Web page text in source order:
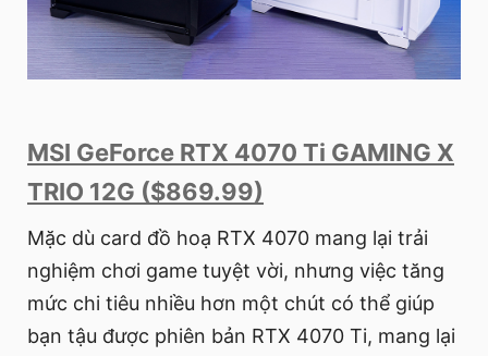
MSI GeForce RTX 4070 Ti GAMING X
TRIO 12G ($869.99)
Mặc dù card đồ hoạ RTX 4070 mang lại trải
nghiệm chơi game tuyệt vời, nhưng việc tăng
mức chi tiêu nhiều hơn một chút có thể giúp
bạn tậu được phiên bản RTX 4070 Ti, mang lại